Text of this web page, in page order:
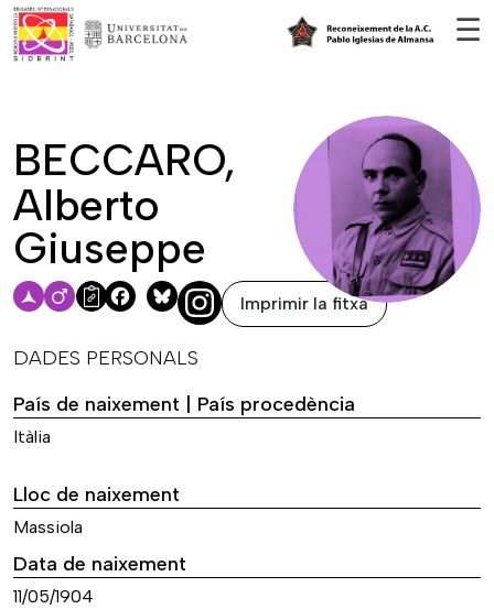
☰
BECCARO,
Alberto
Giuseppe
Facebook
Bluesky Imprimir la fitxa
DADES PERSONALS
País de naixement | País procedència
Itàlia
Lloc de naixement
Massiola
Data de naixement
11/05/1904